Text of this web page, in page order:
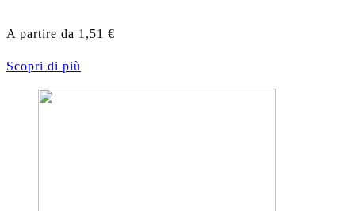
A partire da 1,51 €
Scopri di più